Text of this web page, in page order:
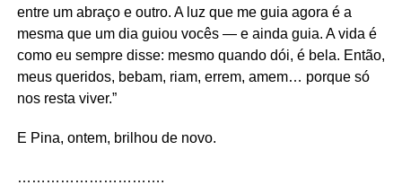
entre um abraço e outro. A luz que me guia agora é a
mesma que um dia guiou vocês — e ainda guia. A vida é
como eu sempre disse: mesmo quando dói, é bela. Então,
meus queridos, bebam, riam, errem, amem… porque só
nos resta viver.”
E Pina, ontem, brilhou de novo.
………………………….